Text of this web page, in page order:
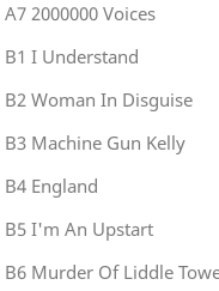
A7 2000000 Voices
B1 I Understand
B2 Woman In Disguise
B3 Machine Gun Kelly
B4 England
B5 I'm An Upstart
B6 Murder Of Liddle